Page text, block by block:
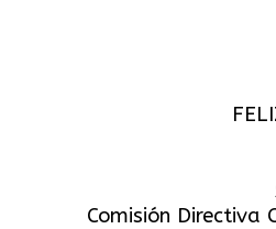
Comisión Directiva